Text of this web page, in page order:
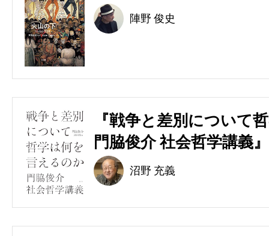
陣野 俊史
『戦争と差別について
門脇俊介 社会哲学講義
沼野 充義